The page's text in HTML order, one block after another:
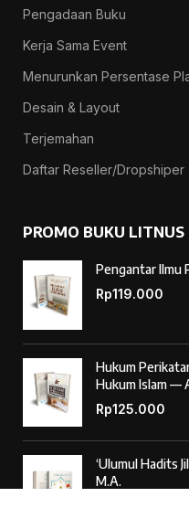
Pengadaan Buku
Kerja Sama Event
Menurunkan Persentase
Desain & Layout
Terjemahan
Daftar Reseller/Dropshiper
PROMO BUKU LITNUS
Pengantar Ilmu
Rp119.000
Hukum
Hukum Islam —
Rp125.000
‘Ulumul Hadits
M.A.